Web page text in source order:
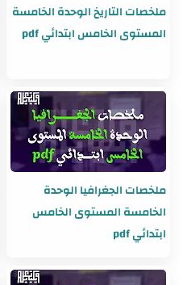
ملخصات التاريخ الوحدة الخامسة
المستوى الخامس ابتدائي pdf
ملخصات الجغرافيا الوحدة
الخامسة المستوى الخامس
ابتدائي pdf